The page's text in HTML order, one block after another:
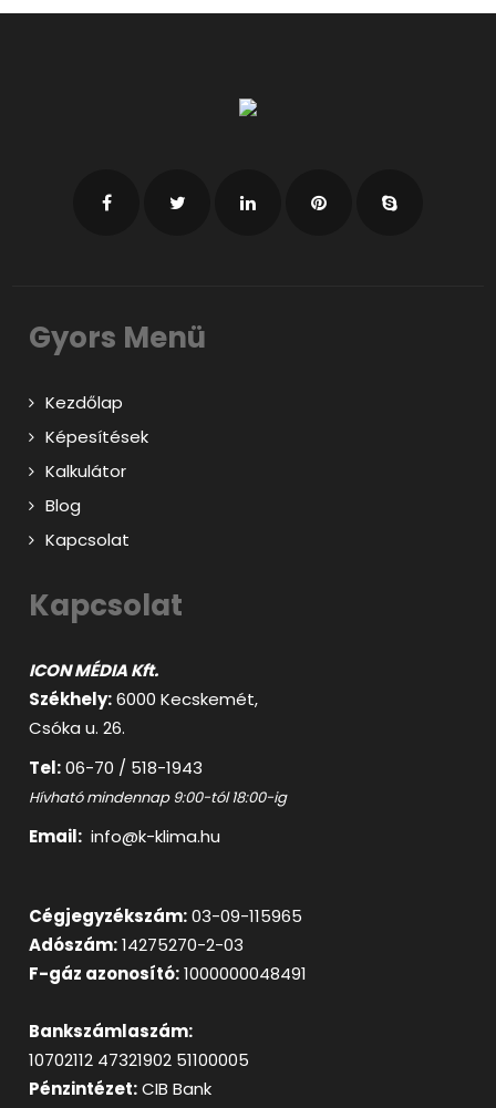
Gyors Menü
Kezdőlap
Képesítések
Kalkulátor
Blog
Kapcsolat
Kapcsolat
ICON MÉDIA Kft.
Székhely:6000 Kecskemét,
Csóka u. 26.
Tel:06-70 / 518-1943
Hívható mindennap 9:00-tól 18:00-ig
Email: info@k-klima.hu
Cégjegyzékszám:03-09-115965
Adószám:14275270-2-03
F-gáz azonosító:1000000048491
Bankszámlaszám:
10702112 47321902 51100005
Pénzintézet:CIB Bank